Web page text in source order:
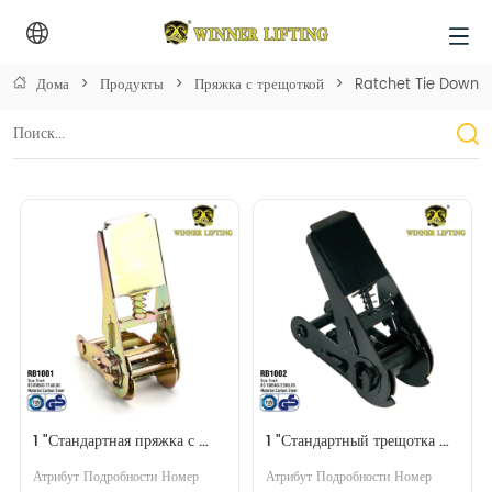
Дома > Продукты > Пряжка с трещоткой > Ratchet Tie Down
1 "Стандартная пряжка с
трещоткой
Атрибут Подробности Номер
1 "Стандартный трещотка
пряжка черный
Атрибут Подробности Номер